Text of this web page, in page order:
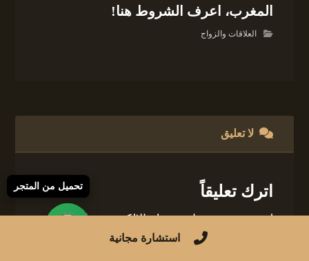
المغرب، اعرف الشروط هنا!
العلاقات والزواج
لا تعليق
اترك تعليقاً
لن يتم نشر عنوان بريدك الإلكتروني. الحقول
الإلزامية مشار إليها بـ*
استشارة مجانية
تحميل من المتجر